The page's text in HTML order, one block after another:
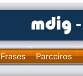
Frases Parceiros